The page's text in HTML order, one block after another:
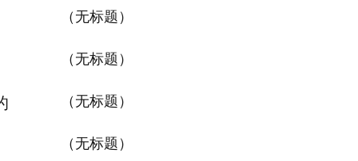
（无标题）
（无标题）
（无标题）
（无标题）